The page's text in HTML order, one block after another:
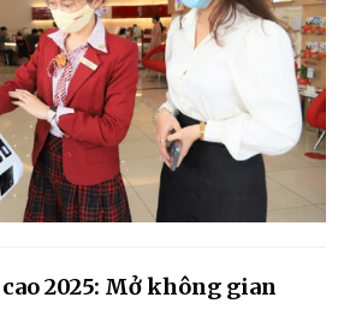
2025: Mở không gian